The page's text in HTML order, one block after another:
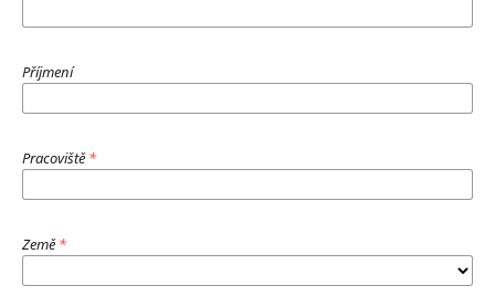
Příjmení
Pracoviště*
Země*